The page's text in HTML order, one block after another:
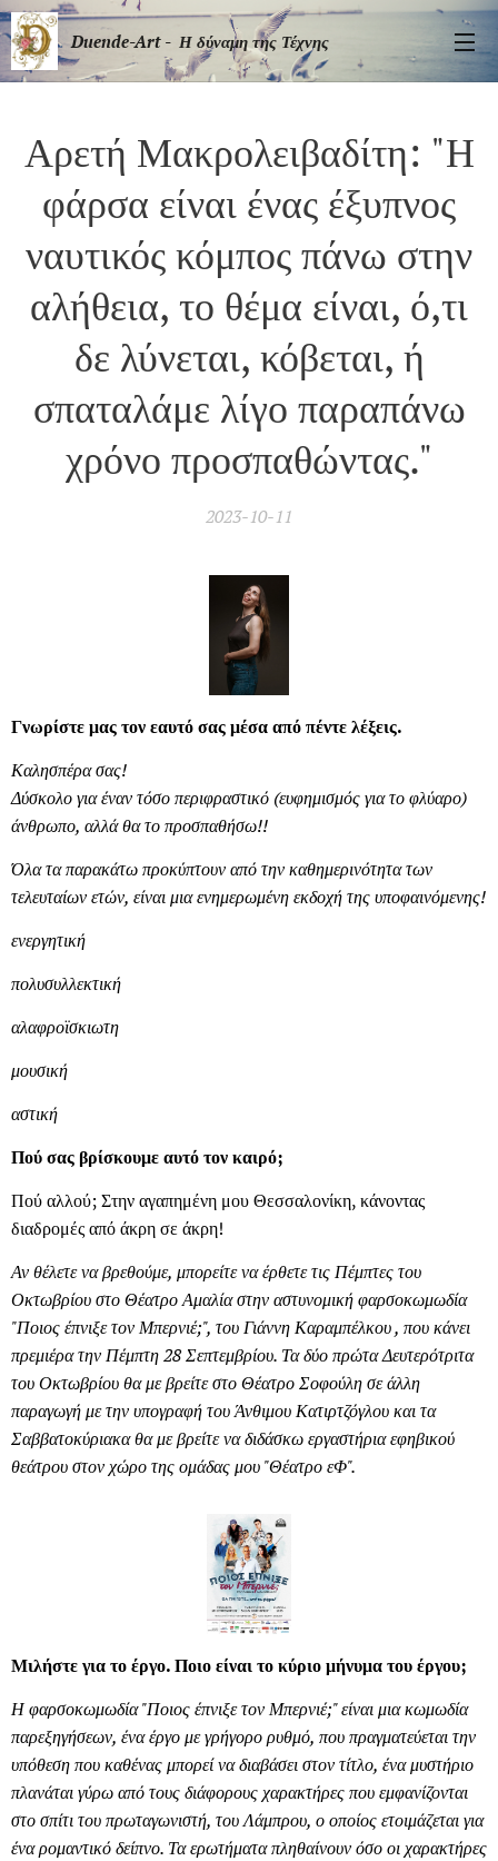
Duende-Art - Η δύναμη της Τέχνης
Αρετή Μακρολειβαδίτη: "Η
φάρσα είναι ένας έξυπνος
ναυτικός κόμπος πάνω στην
αλήθεια, το θέμα είναι, ό,τι
δε λύνεται, κόβεται, ή
σπαταλάμε λίγο παραπάνω
χρόνο προσπαθώντας."
2023-10-11
Γνωρίστε μας τον εαυτό σας μέσα από πέντε λέξεις.
Καλησπέρα σας!
Δύσκολο για έναν τόσο περιφραστικό (ευφημισμός για το φλύαρο)
άνθρωπο, αλλά θα το προσπαθήσω!!
Όλα τα παρακάτω προκύπτουν από την καθημερινότητα των
τελευταίων ετών, είναι μια ενημερωμένη εκδοχή της υποφαινόμενης!
ενεργητική
πολυσυλλεκτική
αλαφροϊσκιωτη
μουσική
αστική
Πού σας βρίσκουμε αυτό τον καιρό;
Πού αλλού; Στην αγαπημένη μου Θεσσαλονίκη, κάνοντας
διαδρομές από άκρη σε άκρη!
Αν θέλετε να βρεθούμε, μπορείτε να έρθετε τις Πέμπτες του
Οκτωβρίου στο Θέατρο Αμαλία στην αστυνομική φαρσοκωμωδία
"Ποιος έπνιξε τον Μπερνιέ;", του Γιάννη Καραμπέλκου , που κάνει
πρεμιέρα την Πέμπτη 28 Σεπτεμβρίου. Τα δύο πρώτα Δευτερότριτα
του Οκτωβρίου θα με βρείτε στο Θέατρο Σοφούλη σε άλλη
παραγωγή με την υπογραφή του Άνθιμου Κατιρτζόγλου και τα
Σαββατοκύριακα θα με βρείτε να διδάσκω εργαστήρια εφηβικού
θεάτρου στον χώρο της ομάδας μου "Θέατρο εΦ".
Μιλήστε για το έργο. Ποιο είναι το κύριο μήνυμα του έργου;
Η φαρσοκωμωδία "Ποιος έπνιξε τον Μπερνιέ;" είναι μια κωμωδία
παρεξηγήσεων, ένα έργο με γρήγορο ρυθμό, που πραγματεύεται την
υπόθεση που καθένας μπορεί να διαβάσει στον τίτλο, ένα μυστήριο
πλανάται γύρω από τους διάφορους χαρακτήρες που εμφανίζονται
στο σπίτι του πρωταγωνιστή, του Λάμπρου, ο οποίος ετοιμάζεται για
ένα ρομαντικό δείπνο. Τα ερωτήματα πληθαίνουν όσο οι χαρακτήρες